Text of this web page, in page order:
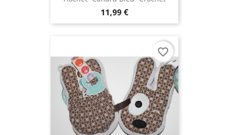
11,99 €
favorite_border